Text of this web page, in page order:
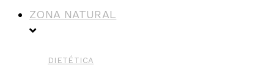
ZONA NATURAL
DIETÉTICA